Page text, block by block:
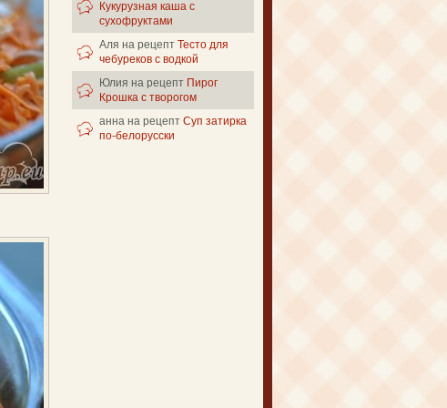
Кукурузная каша с
сухофруктами
Аля на рецепт Тесто для
чебуреков с водкой
Юлия на рецепт Пирог
Крошка с творогом
анна на рецепт Суп затирка
по-белорусски